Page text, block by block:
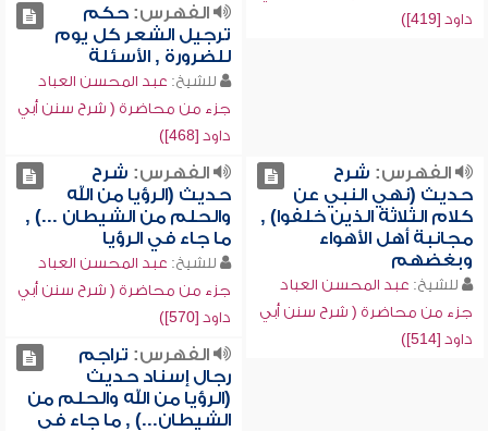
داود [419])
الفهرس:حكم
ترجيل الشعر كل يوم
للضرورة , الأسئلة
للشيخ: عبد المحسن العباد
جزء من محاضرة ( شرح سنن أبي
داود [468])
الفهرس: شرح
حديث (نهي النبي عن
كلام الثلاثة الذين خلفوا) ,
مجانبة أهل الأهواء
وبغضهم
للشيخ: عبد المحسن العباد
جزء من محاضرة ( شرح سنن أبي
داود [514])
الفهرس: شرح
حديث (الرؤيا من الله
والحلم من الشيطان ...) ,
ما جاء في الرؤيا
للشيخ: عبد المحسن العباد
جزء من محاضرة ( شرح سنن أبي
داود [570])
الفهرس: تراجم
رجال إسناد حديث
(الرؤيا من الله والحلم من
الشيطان...) , ما جاء في